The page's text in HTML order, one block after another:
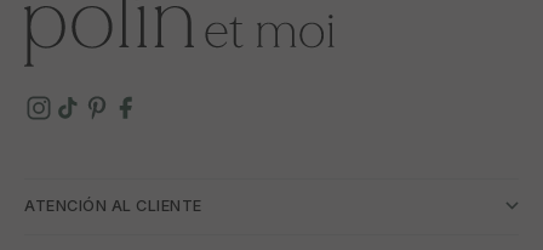
ATENCIÓN AL CLIENTE